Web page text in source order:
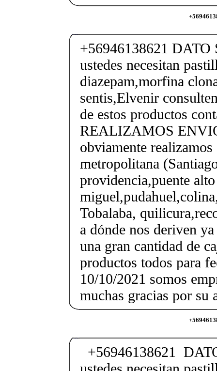
+56946138621 DATO
ustedes necesitan
diazepam,morfina
sentis,Elvenir
de estos productos
REALIZAMOS
obviamente
metropolitana
providencia,puente
Tobalaba,
a dónde nos deriven
una gran cantidad de
productos todos para
10/10/2021 somos
muchas gracias por su
+56946138621